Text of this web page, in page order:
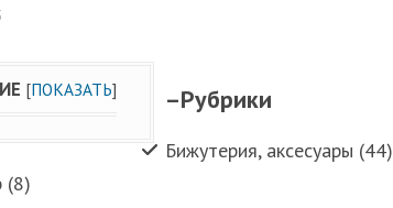
[ПОКАЗАТЬ] –Рубрики
Бижутерия, аксесуары (44)
(8)